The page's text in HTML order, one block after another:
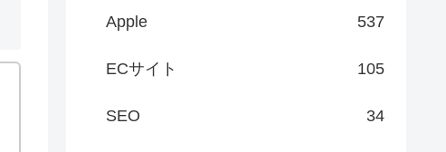
Apple 537
ECサイト 105
SEO 34